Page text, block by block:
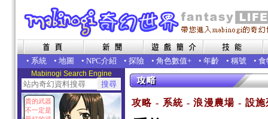
• 系統 • 地圖 • NPC介紹 • 探險 • 角色數值+ • 年齡 • 稱號 • 食
Mabinogi Search Engine
貴的武器
不一定是
攻略 - 系統 - 浪漫農場 - 設施